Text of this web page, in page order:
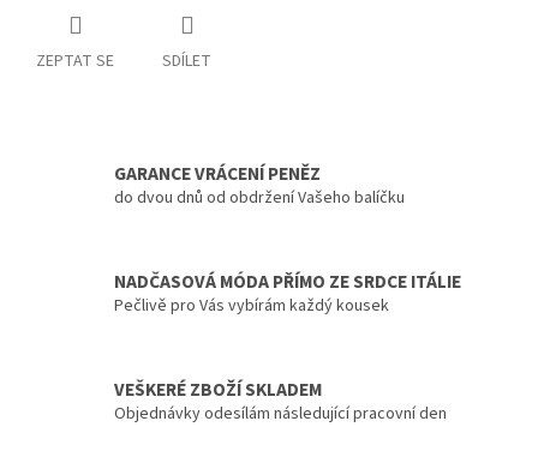
ZEPTAT SE SDÍLET
GARANCE VRÁCENÍ PENĚZ
do dvou dnů od obdržení Vašeho balíčku
NADČASOVÁ MÓDA PŘÍMO ZE SRDCE ITÁLIE
Pečlivě pro Vás vybírám každý kousek
VEŠKERÉ ZBOŽÍ SKLADEM
Objednávky odesílám následující pracovní den